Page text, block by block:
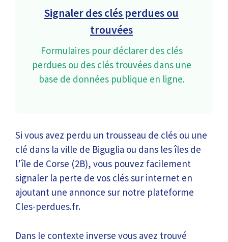
Signaler des clés perdues ou
trouvées
Formulaires pour déclarer des clés
perdues ou des clés trouvées dans une
base de données publique en ligne.
Si vous avez perdu un trousseau de clés ou une
clé dans la ville de Biguglia ou dans les îles de
l’île de Corse (2B), vous pouvez facilement
signaler la perte de vos clés sur internet en
ajoutant une annonce sur notre plateforme
Cles-perdues.fr.
Dans le contexte inverse vous avez trouvé